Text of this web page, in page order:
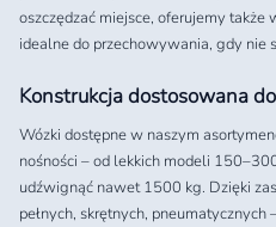
oszczędzać miejsce, oferujemy także
idealne do przechowywania, gdy nie
Konstrukcja dostosowana
Wózki dostępne w naszym
nośności – od lekkich modeli
udźwignąć nawet 1500 kg. Dzięki
pełnych, skrętnych, pneumatycznych